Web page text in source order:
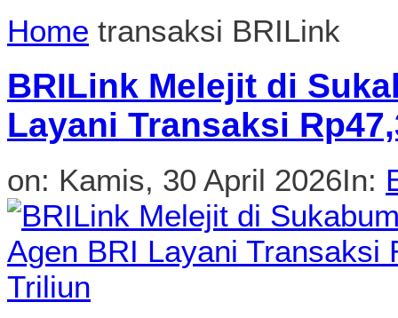
Home transaksi BRILink
BRILink Melejit di
Layani Transaksi
on: Kamis, 30 April 2026In: